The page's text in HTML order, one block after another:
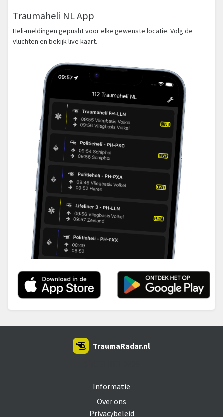
Traumaheli NL App
Heli-meldingen gepusht voor elke gewenste locatie. Volg de
vluchten en bekijk live kaart.
Informatie
Over ons
Privacybeleid
TraumaRadar.nl